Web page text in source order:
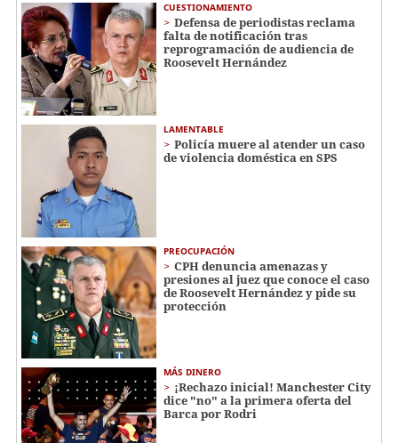
CUESTIONAMIENTO
Defensa de periodistas reclama
falta de notificación tras
reprogramación de audiencia de
Roosevelt Hernández
LAMENTABLE
Policía muere al atender un caso
de violencia doméstica en SPS
PREOCUPACIÓN
CPH denuncia amenazas y
presiones al juez que conoce el caso
de Roosevelt Hernández y pide su
protección
MÁS DINERO
¡Rechazo inicial! Manchester City
dice "no" a la primera oferta del
Barca por Rodri